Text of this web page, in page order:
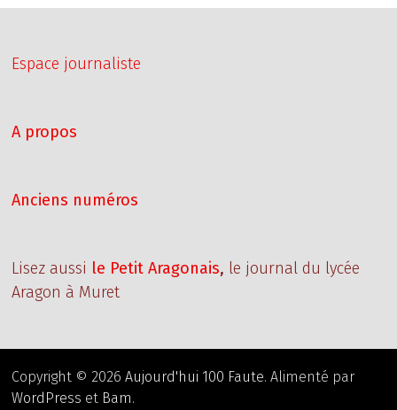
Espace journaliste
A propos
Anciens numéros
Lisez aussi le Petit Aragonais, le journal du lycée
Aragon à Muret
Copyright © 2026Aujourd'hui 100 Faute. Alimenté par
WordPress et Bam.